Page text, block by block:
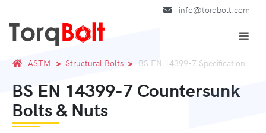
info@torqbolt.com
ASTM Structural Bolts BS EN 14399-7 Specification
BS EN 14399-7 Countersunk
Bolts & Nuts